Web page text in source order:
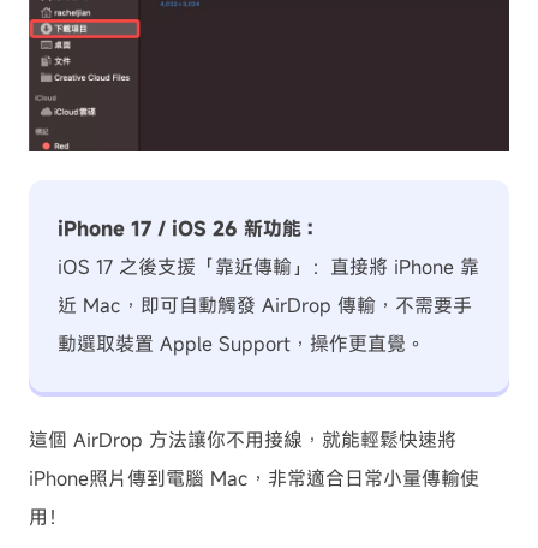
iPhone 17 / iOS 26 新功能：
iOS 17 之後支援「靠近傳輸」：直接將 iPhone 靠
近 Mac，即可自動觸發 AirDrop 傳輸，不需要手
動選取裝置 Apple Support，操作更直覺。
這個 AirDrop 方法讓你不用接線，就能輕鬆快速將
iPhone照片傳到電腦 Mac，非常適合日常小量傳輸使
用！